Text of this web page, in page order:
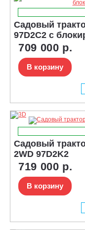
Садовый
97D2C2 с
709 000 р.
В корзину
Садовый
2WD 97D2K2
719 000 р.
В корзину